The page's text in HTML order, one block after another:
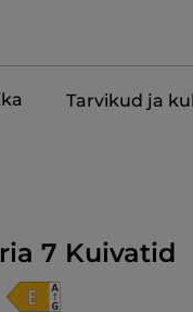
Tarvikud ja
7 Kuivatid